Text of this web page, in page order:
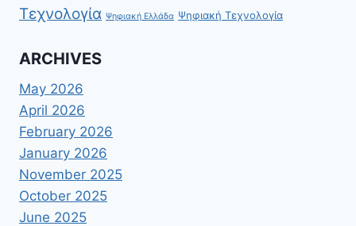
Τεχνολογία Ψηφιακή Ελλάδα Ψηφιακή Τεχνολογία
ARCHIVES
May 2026
April 2026
February 2026
January 2026
November 2025
October 2025
June 2025